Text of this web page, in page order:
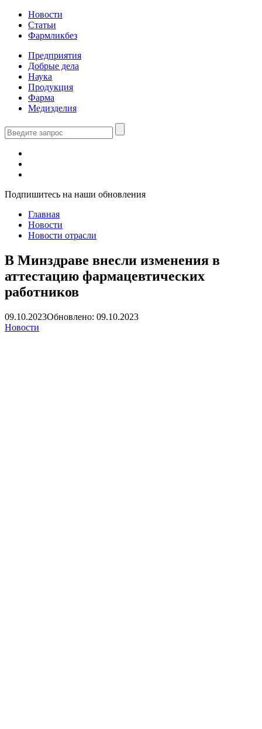
Новости
Статьи
Фармликбез
Предприятия
Добрые дела
Наука
Продукция
Фарма
Медизделия
Подпишитесь на наши обновления
Главная
Новости
Новости отрасли
В Минздраве внесли изменения в
аттестацию фармацевтических
работников
09.10.2023Обновлено: 09.10.2023
Новости